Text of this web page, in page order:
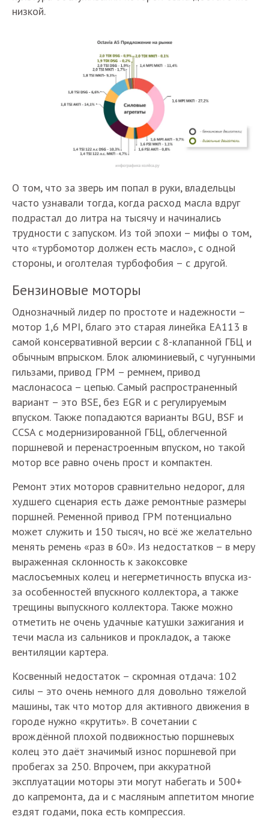
низкой.
О том, что за зверь им попал в руки, владельцы
часто узнавали тогда, когда расход масла вдруг
подрастал до литра на тысячу и начинались
трудности с запуском. Из той эпохи – мифы о том,
что «турбомотор должен есть масло», с одной
стороны, и оголтелая турбофобия – с другой.
Бензиновые моторы
Однозначный лидер по простоте и надежности –
мотор 1,6 MPI, благо это старая линейка ЕА113 в
самой консервативной версии с 8-клапанной ГБЦ и
обычным впрыском. Блок алюминиевый, с чугунными
гильзами, привод ГРМ – ремнем, привод
маслонасоса – цепью. Самый распространенный
вариант – это BSE, без EGR и с регулируемым
впуском. Также попадаются варианты BGU, BSF и
CCSA с модернизированной ГБЦ, облегченной
поршневой и перенастроенным впуском, но такой
мотор все равно очень прост и компактен.
Ремонт этих моторов сравнительно недорог, для
худшего сценария есть даже ремонтные размеры
поршней. Ременной привод ГРМ потенциально
может служить и 150 тысяч, но всё же желательно
менять ремень «раз в 60». Из недостатков – в меру
выраженная склонность к закоксовке
маслосъемных колец и негерметичность впуска из-
за особенностей впускного коллектора, а также
трещины выпускного коллектора. Также можно
отметить не очень удачные катушки зажигания и
течи масла из сальников и прокладок, а также
вентиляции картера.
Косвенный недостаток – скромная отдача: 102
силы – это очень немного для довольно тяжелой
машины, так что мотор для активного движения в
городе нужно «крутить». В сочетании с
врождённой плохой подвижностью поршневых
колец это даёт значимый износ поршневой при
пробегах за 250. Впрочем, при аккуратной
эксплуатации моторы эти могут набегать и 500+
до капремонта, да и с масляным аппетитом многие
ездят годами, пока есть компрессия.